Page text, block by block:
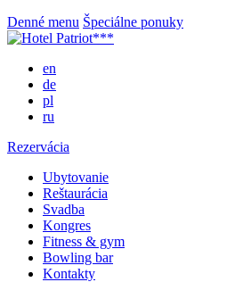
Denné menu Špeciálne ponuky
en
de
pl
ru
Rezervácia
Ubytovanie
Reštaurácia
Svadba
Kongres
Fitness & gym
Bowling bar
Kontakty